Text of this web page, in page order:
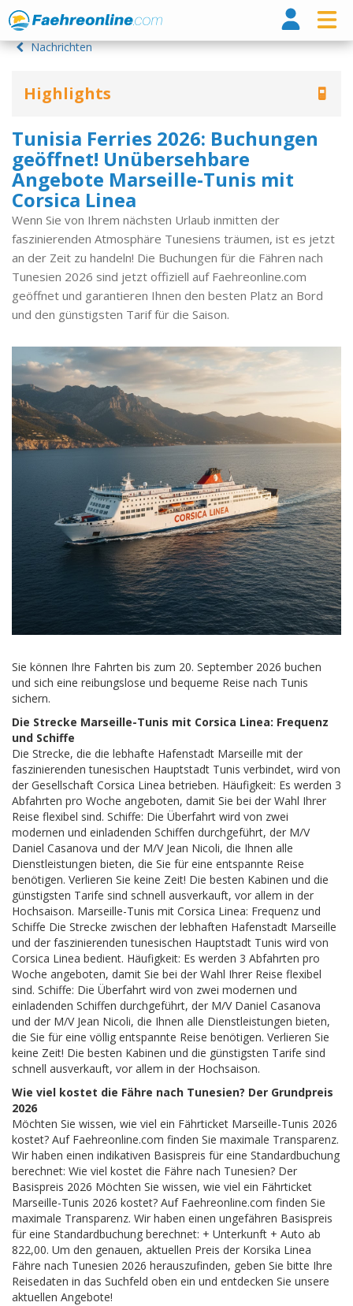
Nachrichten
Highlights
Tunisia Ferries 2026: Buchungen
geöffnet! Unübersehbare
Angebote Marseille-Tunis mit
Corsica Linea
Wenn Sie von Ihrem nächsten Urlaub inmitten der
faszinierenden Atmosphäre Tunesiens träumen, ist es jetzt
an der Zeit zu handeln! Die Buchungen für die Fähren nach
Tunesien 2026 sind jetzt offiziell auf Faehreonline.com
geöffnet und garantieren Ihnen den besten Platz an Bord
und den günstigsten Tarif für die Saison.
Sie können Ihre Fahrten bis zum 20. September 2026 buchen
und sich eine reibungslose und bequeme Reise nach Tunis
sichern.
Die Strecke Marseille-Tunis mit Corsica Linea: Frequenz
und Schiffe
Die Strecke, die die lebhafte Hafenstadt Marseille mit der
faszinierenden tunesischen Hauptstadt Tunis verbindet, wird von
der Gesellschaft Corsica Linea betrieben. Häufigkeit: Es werden 3
Abfahrten pro Woche angeboten, damit Sie bei der Wahl Ihrer
Reise flexibel sind. Schiffe: Die Überfahrt wird von zwei
modernen und einladenden Schiffen durchgeführt, der M/V
Daniel Casanova und der M/V Jean Nicoli, die Ihnen alle
Dienstleistungen bieten, die Sie für eine entspannte Reise
benötigen. Verlieren Sie keine Zeit! Die besten Kabinen und die
günstigsten Tarife sind schnell ausverkauft, vor allem in der
Hochsaison. Marseille-Tunis mit Corsica Linea: Frequenz und
Schiffe Die Strecke zwischen der lebhaften Hafenstadt Marseille
und der faszinierenden tunesischen Hauptstadt Tunis wird von
Corsica Linea bedient. Häufigkeit: Es werden 3 Abfahrten pro
Woche angeboten, damit Sie bei der Wahl Ihrer Reise flexibel
sind. Schiffe: Die Überfahrt wird von zwei modernen und
einladenden Schiffen durchgeführt, der M/V Daniel Casanova
und der M/V Jean Nicoli, die Ihnen alle Dienstleistungen bieten,
die Sie für eine völlig entspannte Reise benötigen. Verlieren Sie
keine Zeit! Die besten Kabinen und die günstigsten Tarife sind
schnell ausverkauft, vor allem in der Hochsaison.
Wie viel kostet die Fähre nach Tunesien? Der Grundpreis
2026
Möchten Sie wissen, wie viel ein Fährticket Marseille-Tunis 2026
kostet? Auf Faehreonline.com finden Sie maximale Transparenz.
Wir haben einen indikativen Basispreis für eine Standardbuchung
berechnet: Wie viel kostet die Fähre nach Tunesien? Der
Basispreis 2026 Möchten Sie wissen, wie viel ein Fährticket
Marseille-Tunis 2026 kostet? Auf Faehreonline.com finden Sie
maximale Transparenz. Wir haben einen ungefähren Basispreis
für eine Standardbuchung berechnet: + Unterkunft + Auto ab
822,00. Um den genauen, aktuellen Preis der Korsika Linea
Fähre nach Tunesien 2026 herauszufinden, geben Sie bitte Ihre
Reisedaten in das Suchfeld oben ein und entdecken Sie unsere
aktuellen Angebote!